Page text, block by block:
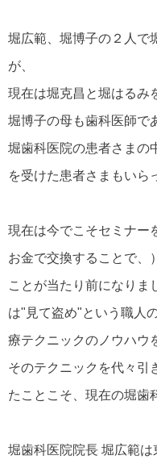
堀広範、堀博子の２人で
が、
現在は堀克昌と堀はるみ
堀博子の母も歯科医師で
堀歯科医院の患者さまの
を受けた患者さまもいら
現在は今でこそセミナー
お金で交換することで、
ことが当たり前になりま
は"見て盗め"という職人
療テクニックのノウハウ
そのテクニックを代々引
たことこそ、現在の堀歯
堀歯科医院院長 堀広範